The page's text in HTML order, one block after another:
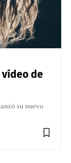
de
su nuevo